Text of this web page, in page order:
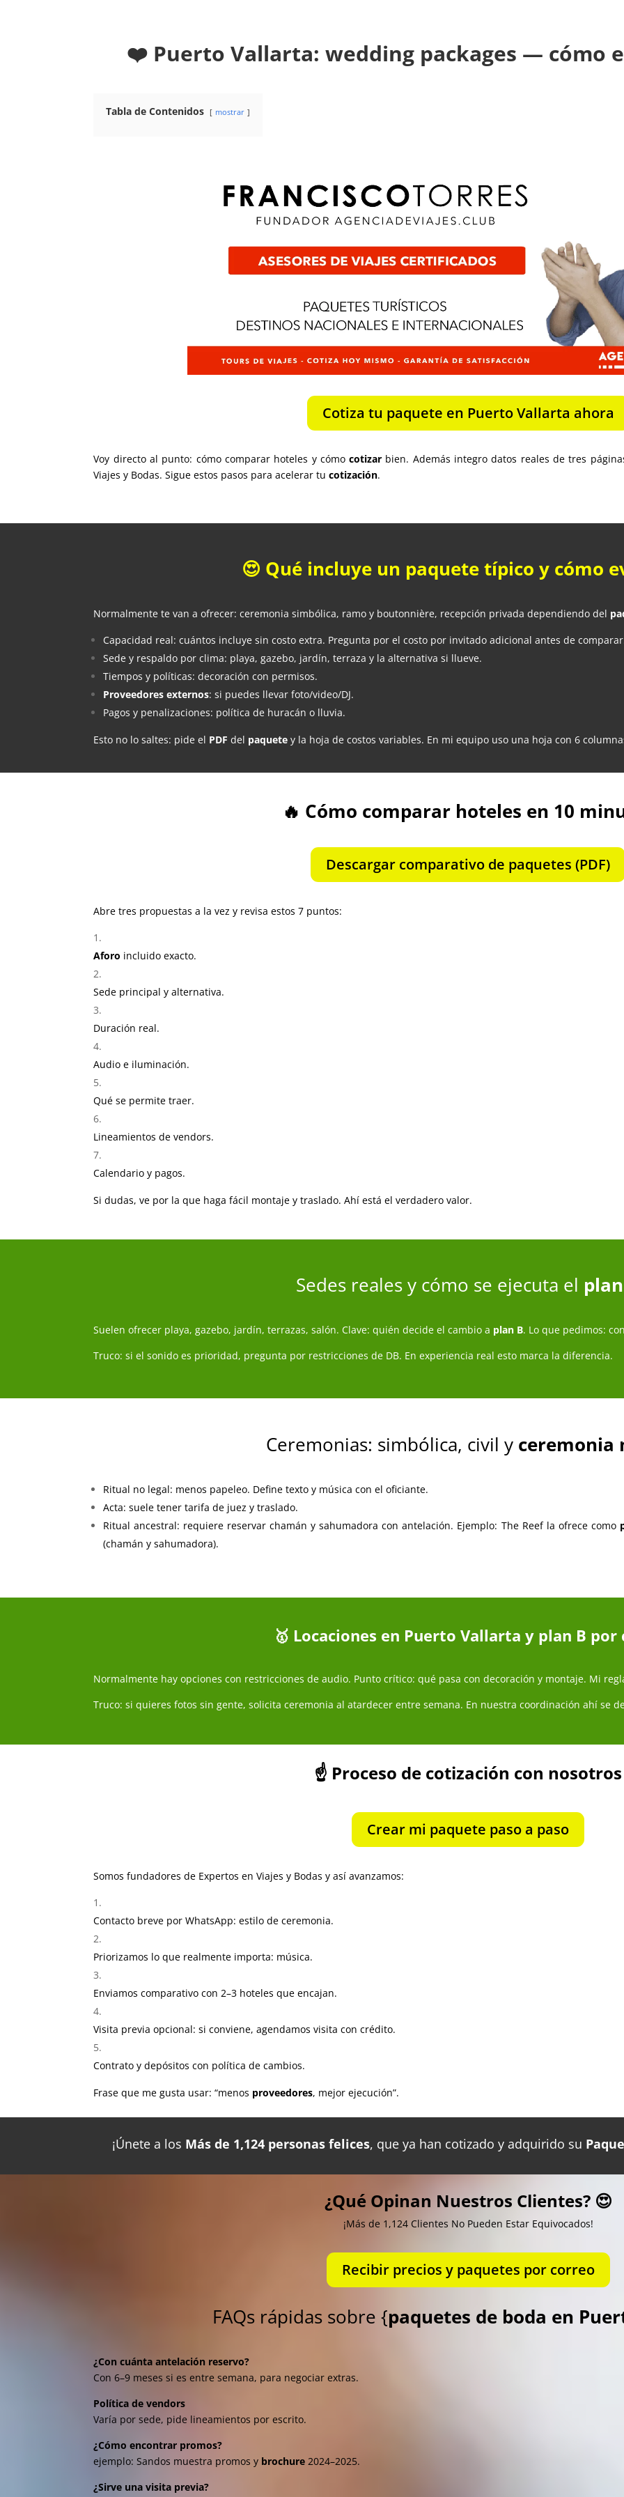
❤️ Puerto Vallarta: wedding packages — cómo
Tabla de Contenidos mostrar
Cotiza tu paquete en Puerto Vallarta ahora
Voy directo al punto: cómo comparar hoteles y cómocotizar bien. Además integro datos reales de tres
Viajes y Bodas. Sigue estos pasos para acelerar tucotización.
😍 Qué incluye un paquetetípico y cómo
Normalmente te van a ofrecer: ceremonia simbólica, ramo y boutonnière, recepción privada dependiendo del
Capacidad real: cuántos incluye sin costo extra. Pregunta por el costo por invitado adicional antes de
Sede y respaldo por clima: playa, gazebo, jardín, terraza y la alternativa si llueve.
Tiempos y políticas: decoración con permisos.
Proveedores externos: si puedes llevar foto/video/DJ.
Pagos y penalizaciones: política de huracán o lluvia.
Esto no lo saltes: pide el PDF del paquete y la hoja de costos variables. En mi equipo uso una hoja con 6
🔥 Cómo comparar hoteles en 10
Descargar comparativo de paquetes (PDF)
Abre tres propuestas a la vez y revisa estos 7 puntos:
Aforo incluido exacto.
Sede principal y alternativa.
Duración real.
Audio e iluminación.
Qué se permite traer.
Lineamientos de vendors.
Calendario y pagos.
Si dudas, ve por la que haga fácil montaje y traslado. Ahí está el verdadero valor.
Sedes reales y cómo se ejecuta el
Suelen ofrecer playa, gazebo, jardín, terrazas, salón. Clave: quién decide el cambio a plan B. Lo que pedimos:
Truco: si el sonido es prioridad, pregunta por restricciones de DB. En experiencia real esto marca la diferencia.
Ceremonias: simbólica, civil y ceremonia
Ritual no legal: menos papeleo. Define texto y música con el oficiante.
Acta: suele tener tarifa de juez y traslado.
Ritual ancestral: requiere reservar chamán y sahumadora con antelación. Ejemplo: The Reef la ofrece como
(chamán y sahumadora).
🥇 Locaciones en Puerto Vallarta y plan B por
Normalmente hay opciones con restricciones de audio. Punto crítico: qué pasa con decoración y montaje. Mi
Truco: si quieres fotos sin gente, solicita ceremonia al atardecer entre semana. En nuestra coordinación ahí se
☝️ Proceso de cotización con nosotros
Crear mi paquete paso a paso
Somos fundadores de Expertos en Viajes y Bodas y así avanzamos:
Contacto breve por WhatsApp: estilo de ceremonia.
Priorizamos lo que realmente importa: música.
Enviamos comparativo con 2–3 hoteles que encajan.
Visita previa opcional: si conviene, agendamos visita con crédito.
Contrato y depósitos con política de cambios.
Frase que me gusta usar: “menos proveedores, mejor ejecución”.
¡Únete a los Más de 1,124 personas felices, que ya han cotizado y adquirido su
¿Qué Opinan Nuestros Clientes? 😍
¡Más de 1,124 Clientes No Pueden Estar Equivocados!
Recibir precios y paquetes por correo
FAQs rápidas sobre {paquetes de boda en
¿Con cuánta antelación reservo?
Con 6–9 meses si es entre semana, para negociar extras.
Política de vendors
Varía por sede, pide lineamientos por escrito.
¿Cómo encontrar promos?
ejemplo: Sandos muestra promos y brochure 2024–2025.
¿Sirve una visita previa?